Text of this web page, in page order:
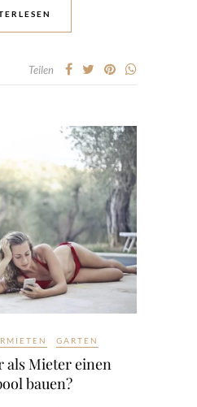
Teilen
GARTEN
als Mieter einen
bauen?